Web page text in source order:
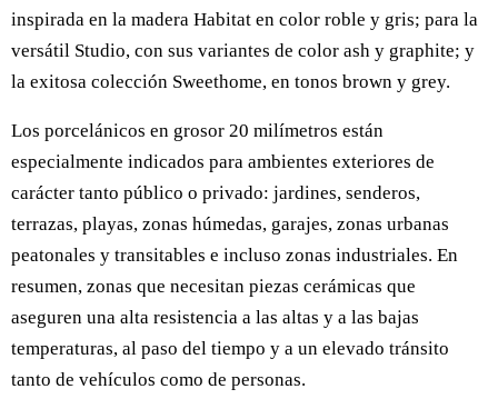
inspirada en la madera Habitat en color roble y gris; para la
versátil Studio, con sus variantes de color ash y graphite; y
la exitosa colección Sweethome, en tonos brown y grey.
Los porcelánicos en grosor 20 milímetros están
especialmente indicados para ambientes exteriores de
carácter tanto público o privado: jardines, senderos,
terrazas, playas, zonas húmedas, garajes, zonas urbanas
peatonales y transitables e incluso zonas industriales. En
resumen, zonas que necesitan piezas cerámicas que
aseguren una alta resistencia a las altas y a las bajas
temperaturas, al paso del tiempo y a un elevado tránsito
tanto de vehículos como de personas.